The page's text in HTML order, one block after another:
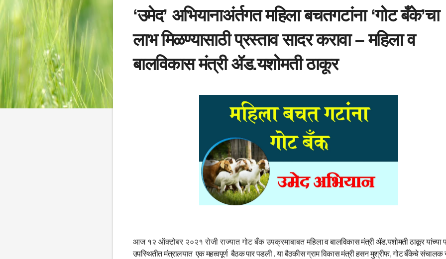
‘उमेद’ अभियानाअंर्तगत महिला बचतगटांना ‘गोट बँके’चा
लाभ मिळण्यासाठी प्रस्ताव सादर करावा – महिला व
बालविकास मंत्री ॲड.यशोमती ठाकूर
आज १२ ऑक्टोबर २०२१ रोजी राज्यात गोट बँक उपक्रमाबाबतमहिला व बालविकास मंत्री ॲड.यशोमती ठाकूरयांच्या
उपस्थितीत मंत्रालयात एक महत्वपूर्णबैठक पार पडली. या बैठकीस ग्राम विकास मंत्री हसन मुश्रीफ, गोट बँकेचे संचालक